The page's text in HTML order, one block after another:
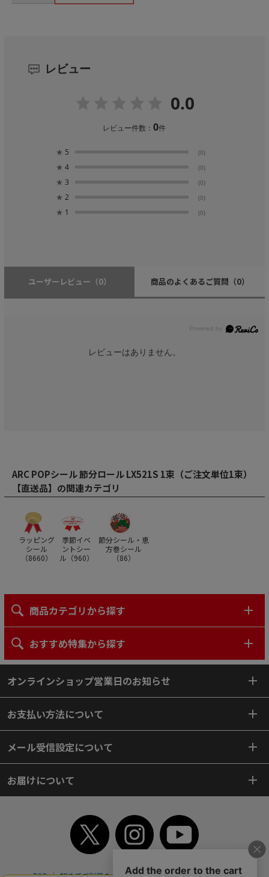
レビュー
0.0
レビュー件数：0件
★ 5 (0)
★ 4 (0)
★ 3 (0)
★ 2 (0)
★ 1 (0)
ユーザーレビュー （0） 商品のよくあるご質問 （0）
レビューはありません。
ARC POPシール 節分ロール LX521S 1束（ご注文単位1束）
【直送品】の関連カテゴリ
ラッピング
シール
（8660）
季節イベ
ントシー
ル（960）
節分シール・恵
方巻シール
（86）
商品カテゴリから探す
おすすめ特集から探す
オンラインショップ営業日のお知らせ
お支払い方法について
メール受信設定について
お届けについて